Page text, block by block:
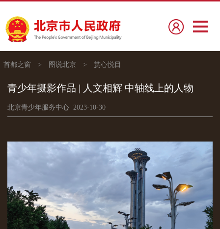
首都之窗 > 图说北京 > 赏心悦目
青少年摄影作品 | 人文相辉 中轴线上的人物
北京青少年服务中心 2023-10-30